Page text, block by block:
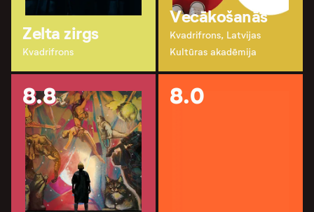
Zelta zirgs
Kvadrifrons
Vecākošanās
Kvadrifrons, Latvijas
Kultūras akadēmija
8.8 8.0